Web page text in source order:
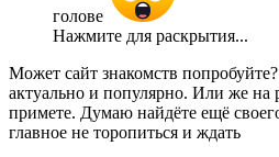
голове
Нажмите для раскрытия...
Может сайт знакомств
актуально и популярно. Или же на
примете. Думаю найдёте ещё
главное не торопиться и ждать